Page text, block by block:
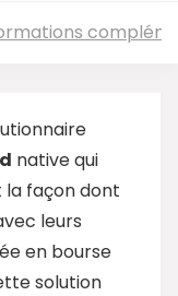
native qui
façon dont
leurs
en bourse
solution